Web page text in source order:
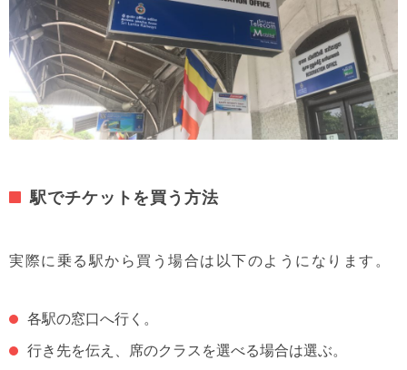
駅でチケットを買う方法
実際に乗る駅から買う場合は以下のようになります。
各駅の窓口へ行く。
行き先を伝え、席のクラスを選べる場合は選ぶ。